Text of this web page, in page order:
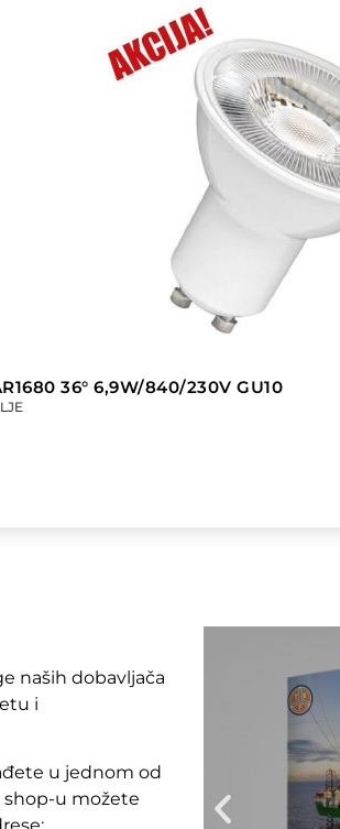
36° 6,9W/840/230V GU10
naših dobavljača
i
u jednom od
shop-u možete